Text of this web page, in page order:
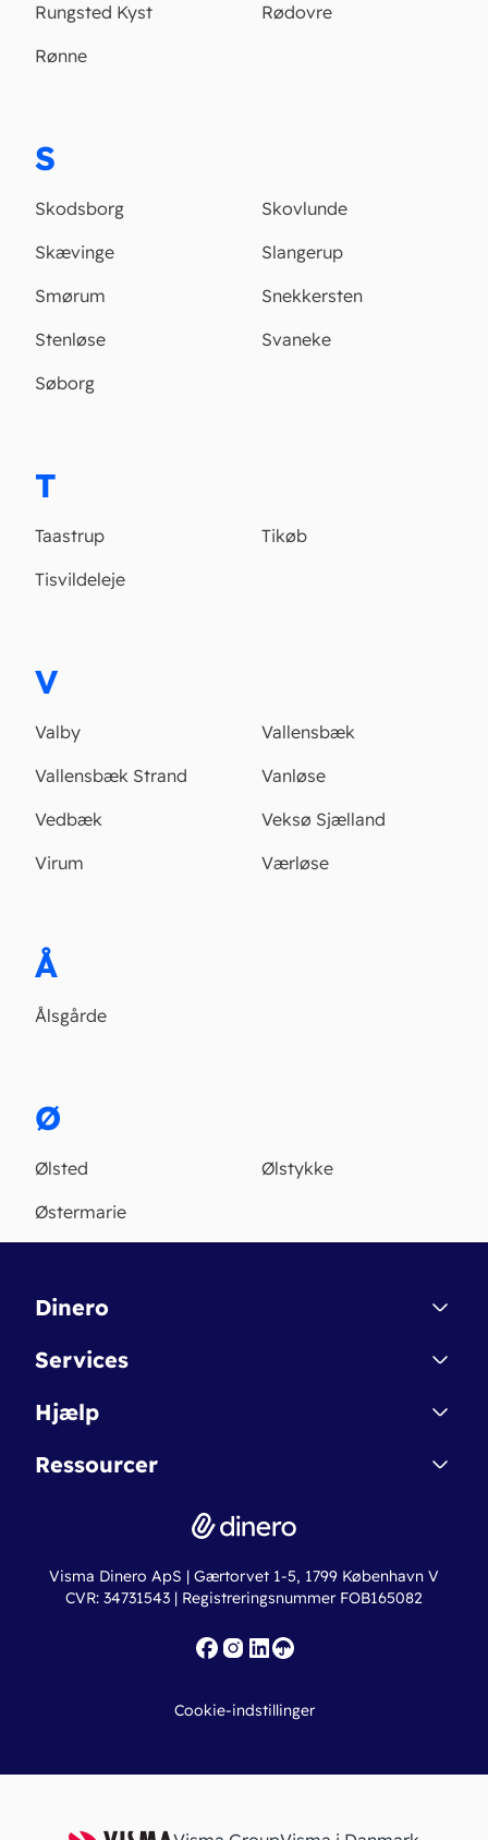
Rungsted Kyst
Rødovre
Rønne
S
Skodsborg
Skovlunde
Skævinge
Slangerup
Smørum
Snekkersten
Stenløse
Svaneke
Søborg
T
Taastrup
Tikøb
Tisvildeleje
V
Valby
Vallensbæk
Vallensbæk Strand
Vanløse
Vedbæk
Veksø Sjælland
Virum
Værløse
Å
Ålsgårde
Ø
Ølsted
Ølstykke
Østermarie
Dinero
Kontakt
Betingelser & Sikkerhed
Nye funktioner
Services
Dinero Starter
Dinero Pro
Erhvervslån
Fakturaskabeloner
Hjælp
Regnskabsordbogen
Online regnskabskurser
Ressourcer
Ny virksomhed
Iværksætterlegat
Visma Dinero ApS | Gærtorvet 1-5, 1799 København V
CVR: 34731543 | Registreringsnummer FOB165082
Cookie-indstillinger